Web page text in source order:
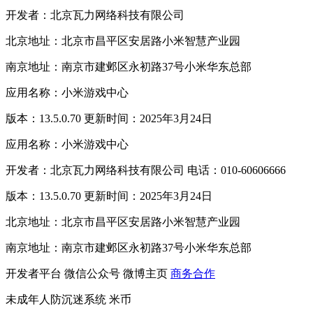
开发者：北京瓦力网络科技有限公司
北京地址：北京市昌平区安居路小米智慧产业园
南京地址：南京市建邺区永初路37号小米华东总部
应用名称：小米游戏中心
版本：13.5.0.70 更新时间：2025年3月24日
应用名称：小米游戏中心
开发者：北京瓦力网络科技有限公司 电话：010-60606666
版本：13.5.0.70 更新时间：2025年3月24日
北京地址：北京市昌平区安居路小米智慧产业园
南京地址：南京市建邺区永初路37号小米华东总部
开发者平台 微信公众号 微博主页 商务合作
未成年人防沉迷系统 米币